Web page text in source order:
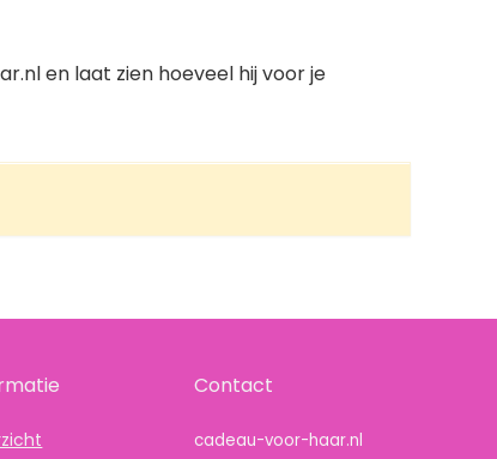
en laat zien hoeveel hij voor je
Contact
cadeau-voor-haar.nl